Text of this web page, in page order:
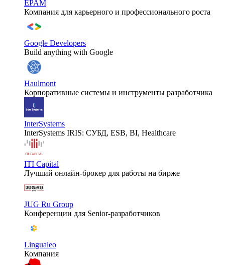
EPAM
Компания для карьерного и профессионального роста
Google Developers
Build anything with Google
Haulmont
Корпоративные системы и инструменты разработчика
InterSystems
InterSystems IRIS: СУБД, ESB, BI, Healthcare
ITI Capital
Лучший онлайн-брокер для работы на бирже
JUG Ru Group
Конференции для Senior-разработчиков
Lingualeo
Компания